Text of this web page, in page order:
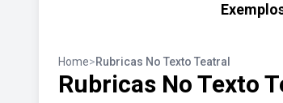
Home>Rubricas No Texto Teatral
Rubricas No Texto